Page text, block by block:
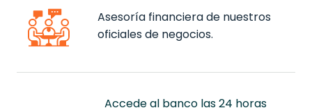
Asesoría financiera de nuestros
oficiales de negocios.
Accede al banco las 24 horas